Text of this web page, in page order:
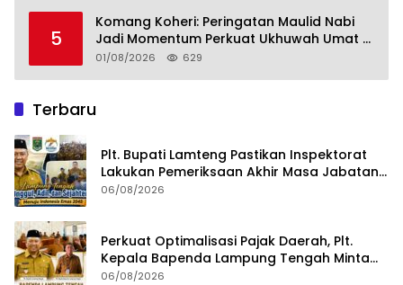
5
Komang Koheri: Peringatan Maulid Nabi
Jadi Momentum Perkuat Ukhuwah Umat di
Lampung Tengah
01/08/2026 629
Terbaru
Plt. Bupati Lamteng Pastikan Inspektorat
Lakukan Pemeriksaan Akhir Masa Jabatan
51 Kepala Kampung
06/08/2026
Perkuat Optimalisasi Pajak Daerah, Plt.
Kepala Bapenda Lampung Tengah Minta
Seluruh Pengelola Tingkatkan Inovasi dan
06/08/2026